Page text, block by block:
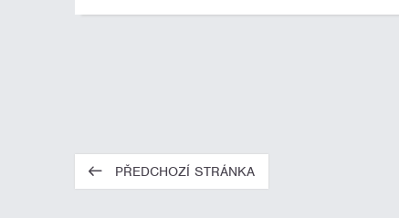
PŘEDCHOZÍ STRÁNKA